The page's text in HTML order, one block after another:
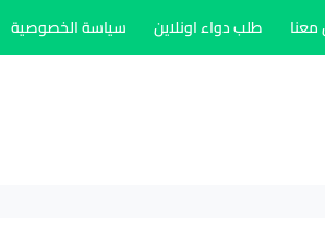
طلب دواء اونلاين سياسة الخصوصية